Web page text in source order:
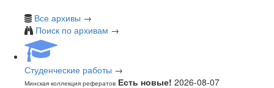
Все архивы →
Поиск по архивам →
Студенческие работы →
Минская коллекция рефератов Есть новые! 2026-08-07